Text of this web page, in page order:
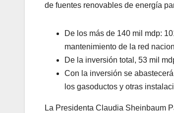
de fuentes renovables de energía
De los más de 140 mil mdp:
mantenimiento de la red
De la inversión total, 53 mil
Con la inversión se
los gasoductos y otras
La Presidenta Claudia Sheinbaum